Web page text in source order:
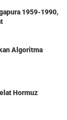
Algoritma
Hormuz